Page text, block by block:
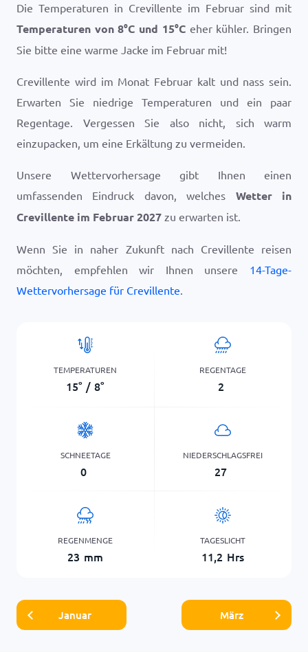
Die Temperaturen in Crevillente im Februar sind mit
Temperaturen von8°C und 15°Ceher kühler. Bringen
Sie bitte eine warme Jacke im Februar mit!
Crevillente wird im Monat Februar kalt und nass sein.
Erwarten Sie niedrige Temperaturen und ein paar
Regentage. Vergessen Sie also nicht, sich warm
einzupacken, um eine Erkältung zu vermeiden.
Unsere Wettervorhersage gibt Ihnen einen
umfassenden Eindruck davon, welches Wetter in
Crevillente im Februar 2027 zu erwarten ist.
Wenn Sie in naher Zukunft nach Crevillente reisen
möchten, empfehlen wir Ihnen unsere 14-Tage-
Wettervorhersage für Crevillente.
TEMPERATUREN
15° / 8°
REGENTAGE
2
SCHNEETAGE
0
NIEDERSCHLAGSFREI
27
REGENMENGE
23 mm
TAGESLICHT
11,2 Hrs
Januar März